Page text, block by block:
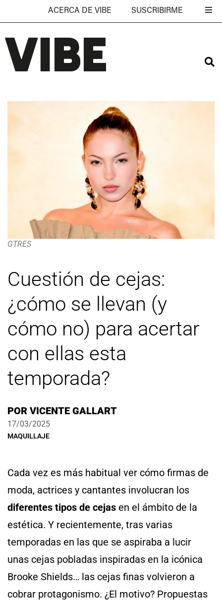
ACERCA DE VIBE SUSCRIBIRME
GTRES
Cuestión de cejas:
¿cómo se llevan (y
cómo no) para acertar
con ellas esta
temporada?
POR VICENTE GALLART
17/03/2025
MAQUILLAJE
Cada vez es más habitual ver cómo firmas de
moda, actrices y cantantes involucran los
diferentes tipos de cejas en el ámbito de la
estética. Y recientemente, tras varias
temporadas en las que se aspiraba a lucir
unas cejas pobladas inspiradas en la icónica
Brooke Shields… las cejas finas volvieron a
cobrar protagonismo. ¿El motivo? Propuestas